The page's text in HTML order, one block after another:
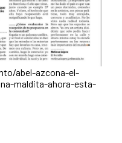
abel-azcona-el-
maldita-ahora-esta-